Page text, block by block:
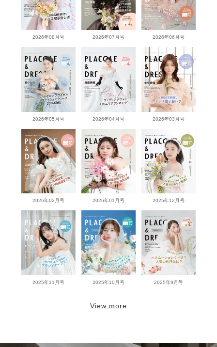
2026年08月号 2026年07月号 2026年06月号
2026年05月号 2026年04月号 2026年03月号
2026年02月号 2026年01月号 2025年12月号
2025年11月号 2025年10月号 2025年9月号
View more